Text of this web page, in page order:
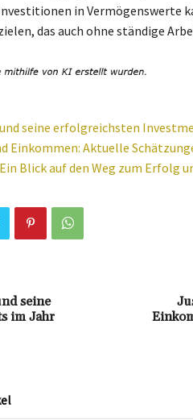
in Vermögenswerte
das auch ohne ständige
seine erfolgreichsten
Einkommen: Aktuelle
Blick auf den Weg zum Erfolg
seine
im Jahr